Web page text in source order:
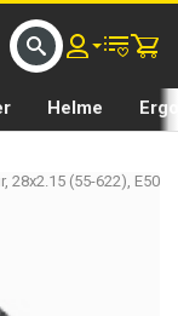
Helme
28x2.15 (55-622), E50